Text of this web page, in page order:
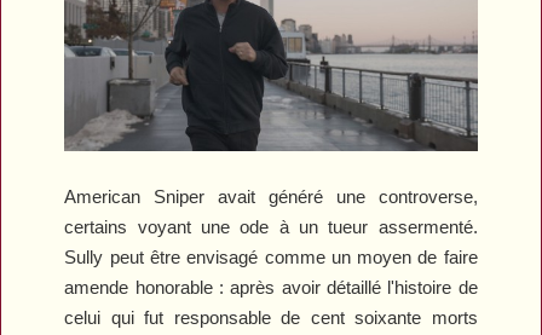
American Sniper avait généré une controverse,
certains voyant une ode à un tueur assermenté.
Sully peut être envisagé comme un moyen de faire
amende honorable : après avoir détaillé l'histoire de
celui qui fut responsable de cent soixante morts